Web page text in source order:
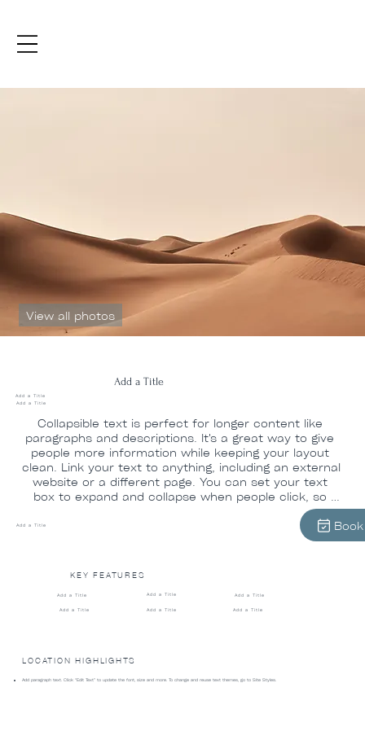
View all photos
Add a Title
Add a Title
Add a Title
Collapsible text is perfect for longer content like
paragraphs and descriptions. It's a great way to give
people more information while keeping your layout
clean. Link your text to anything, including an external
website or a different page. You can set your text
box to expand and collapse when people click, so
Add a Title
KEY FEATURES
Add a Title Add a Title Add a Title
Add a Title Add a Title Add a Title
LOCATION HIGHLIGHTS
Add paragraph text. Click “Edit Text” to update the font, size and more. To change and reuse text themes, go to Site Styles.